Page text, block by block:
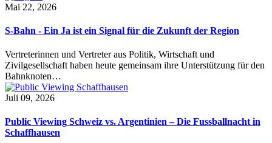
Mai 22, 2026
S-Bahn - Ein Ja ist ein Signal für die Zukunft der Region
Vertreterinnen und Vertreter aus Politik, Wirtschaft und
Zivilgesellschaft haben heute gemeinsam ihre Unterstützung für den
Bahnknoten…
Juli 09, 2026
Public Viewing Schweiz vs. Argentinien – Die Fussballnacht in
Schaffhausen